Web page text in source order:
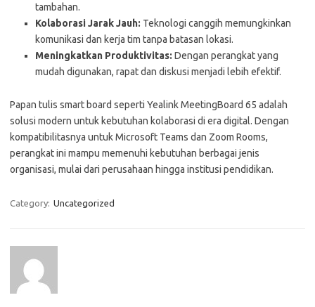
tambahan.
Kolaborasi Jarak Jauh: Teknologi canggih memungkinkan
komunikasi dan kerja tim tanpa batasan lokasi.
Meningkatkan Produktivitas: Dengan perangkat yang
mudah digunakan, rapat dan diskusi menjadi lebih efektif.
Papan tulis smart board seperti Yealink MeetingBoard 65 adalah
solusi modern untuk kebutuhan kolaborasi di era digital. Dengan
kompatibilitasnya untuk Microsoft Teams dan Zoom Rooms,
perangkat ini mampu memenuhi kebutuhan berbagai jenis
organisasi, mulai dari perusahaan hingga institusi pendidikan.
Category: Uncategorized